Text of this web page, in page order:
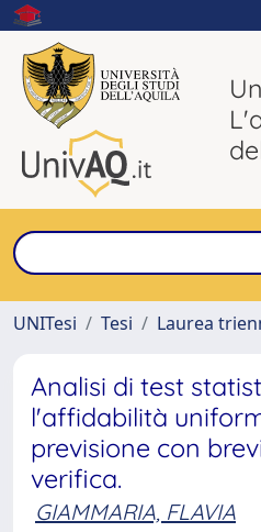
UNITesi
Tesi Laurea
Analisi di test
l'affidabilità
previsione con
verifica.
GIAMMARIA, FLAVIA